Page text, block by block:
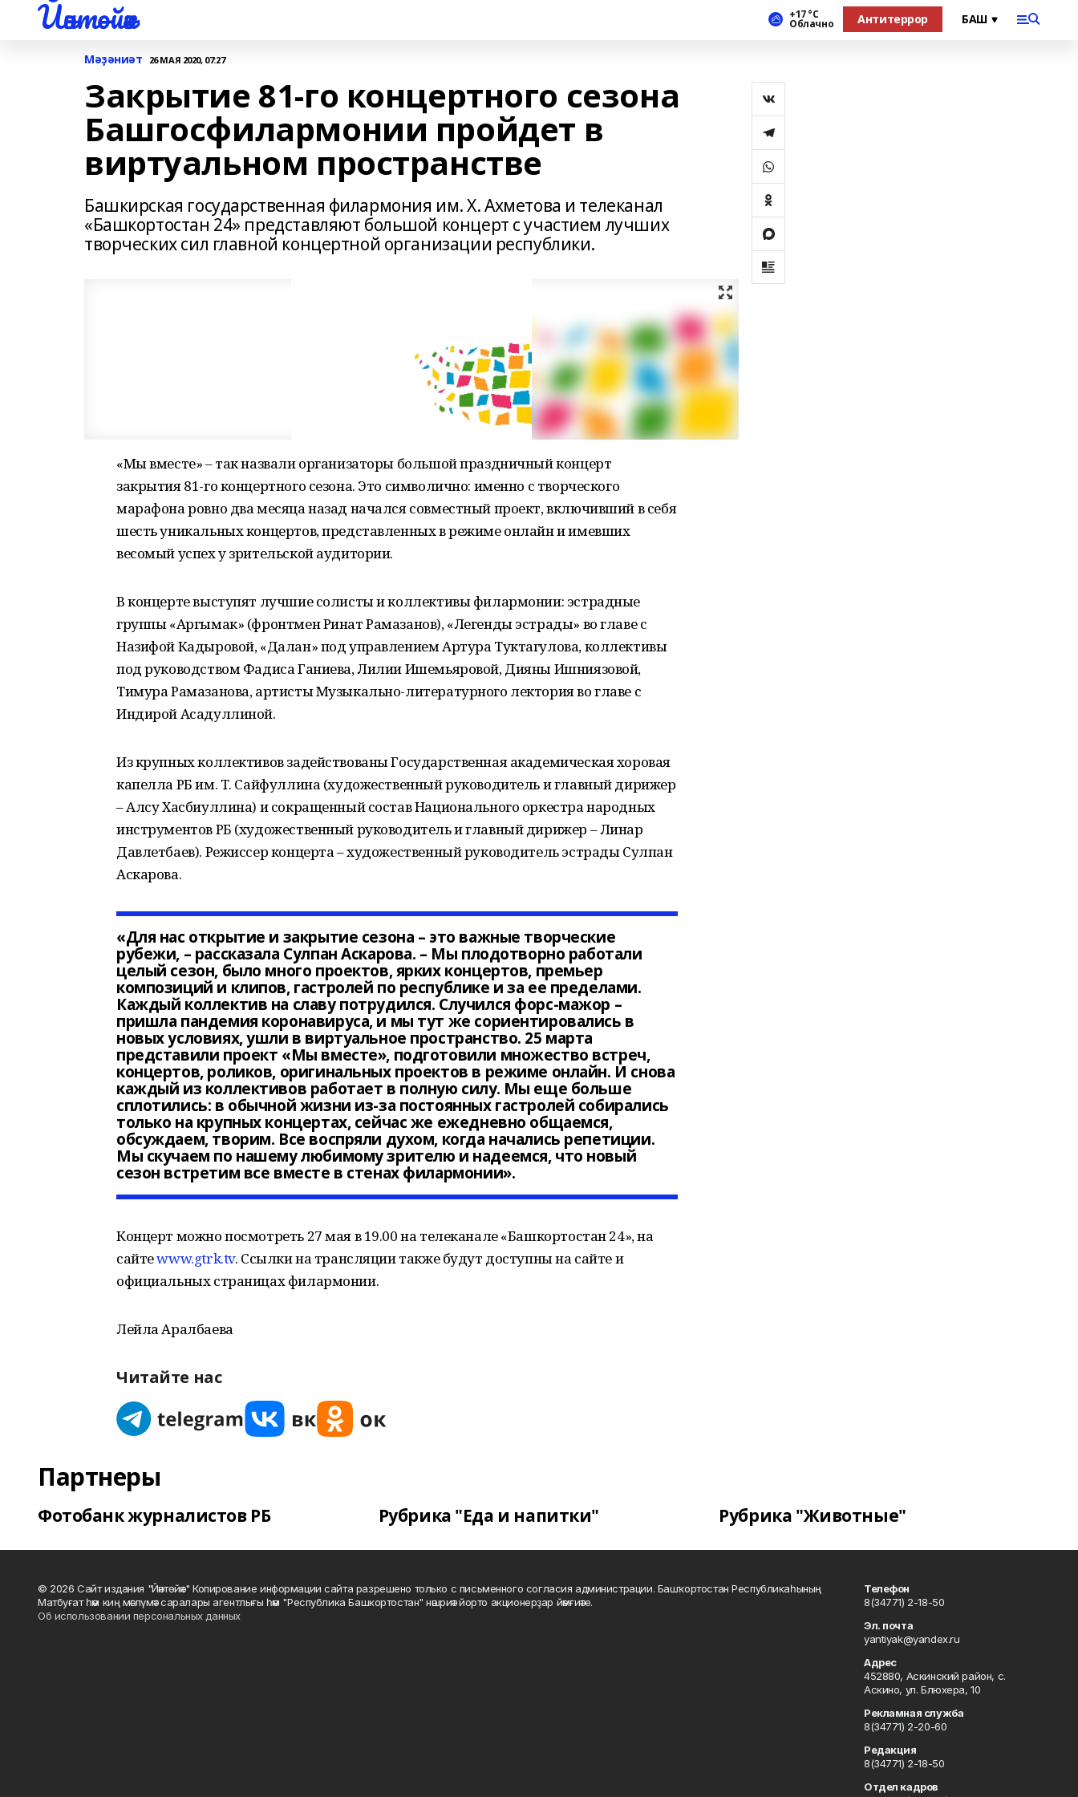
Йәнтөйәк +17 °С
Облачно Антитеррор
Мәҙәниәт 26 МАЯ 2020, 07:27
Закрытие 81-го концертного сезона
Башгосфилармонии пройдет в
виртуальном пространстве
Башкирская государственная филармония им. Х. Ахметова и телеканал
«Башкортостан 24» представляют большой концерт с участием лучших
творческих сил главной концертной организации республики.
«Мы вместе» – так назвали организаторы большой праздничный концерт
закрытия 81-го концертного сезона. Это символично: именно с творческого
марафона ровно два месяца назад начался совместный проект, включивший в себя
шесть уникальных концертов, представленных в режиме онлайн и имевших
весомый успех у зрительской аудитории.
В концерте выступят лучшие солисты и коллективы филармонии: эстрадные
группы «Аргымак» (фронтмен Ринат Рамазанов), «Легенды эстрады» во главе с
Назифой Кадыровой, «Далан» под управлением Артура Туктагулова, коллективы
под руководством Фадиса Ганиева, Лилии Ишемьяровой, Дияны Ишниязовой,
Тимура Рамазанова, артисты Музыкально-литературного лектория во главе с
Индирой Асадуллиной.
Из крупных коллективов задействованы Государственная академическая хоровая
капелла РБ им. Т. Сайфуллина (художественный руководитель и главный дирижер
– Алсу Хасбиуллина) и сокращенный состав Национального оркестра народных
инструментов РБ (художественный руководитель и главный дирижер – Линар
Давлетбаев). Режиссер концерта – художественный руководитель эстрады Сулпан
Аскарова.
«Для нас открытие и закрытие сезона – это важные творческие
рубежи, – рассказала Сулпан Аскарова. – Мы плодотворно работали
целый сезон, было много проектов, ярких концертов, премьер
композиций и клипов, гастролей по республике и за ее пределами.
Каждый коллектив на славу потрудился. Случился форс-мажор –
пришла пандемия коронавируса, и мы тут же сориентировались в
новых условиях, ушли в виртуальное пространство. 25 марта
представили проект «Мы вместе», подготовили множество встреч,
концертов, роликов, оригинальных проектов в режиме онлайн. И снова
каждый из коллективов работает в полную силу. Мы еще больше
сплотились: в обычной жизни из-за постоянных гастролей собирались
только на крупных концертах, сейчас же ежедневно общаемся,
обсуждаем, творим. Все воспряли духом, когда начались репетиции.
Мы скучаем по нашему любимому зрителю и надеемся, что новый
сезон встретим все вместе в стенах филармонии».
Концерт можно посмотреть 27 мая в 19.00 на телеканале «Башкортостан 24», на
сайтеwww.gtrk.tv. Ссылки на трансляции также будут доступны на сайте и
официальных страницах филармонии.
Лейла Аралбаева
Читайте нас
Партнеры
Фотобанк журналистов РБ Рубрика "Еда и напитки" Рубрика "Животные"
© 2026 Сайт издания "Йәнтөйәк" Копирование информации сайта разрешено только с письменного согласия администрации. Башҡортостан Республикаһының
Матбуғат һәм киң мәғлүмәт саралары агентлығы һәм "Республика Башкортостан" нәшриәт йорто акционерҙар йәмғиәте.
Об использовании персональных данных
Телефон
8(34771) 2-18-50
Эл. почта
yantiyak@yandex.ru
Адрес
452880, Аскинский район, с.
Аскино, ул. Блюхера, 10
Рекламная служба
8(34771) 2-20-60
Редакция
8(34771) 2-18-50
Отдел кадров